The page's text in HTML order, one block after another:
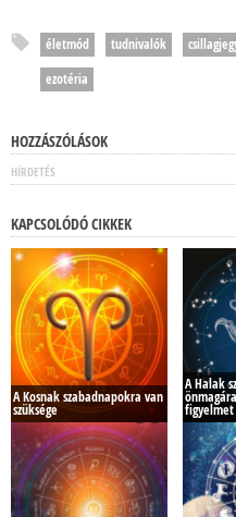
életmód tudnivalók
ezotéria
HOZZÁSZÓLÁSOK
HÍRDETÉS
KAPCSOLÓDÓ CIKKEK
A Kosnak szabadnapokra van
szüksége
A Halak